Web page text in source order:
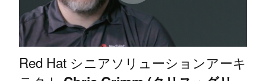
Red Hat シニアソリューションアーキ